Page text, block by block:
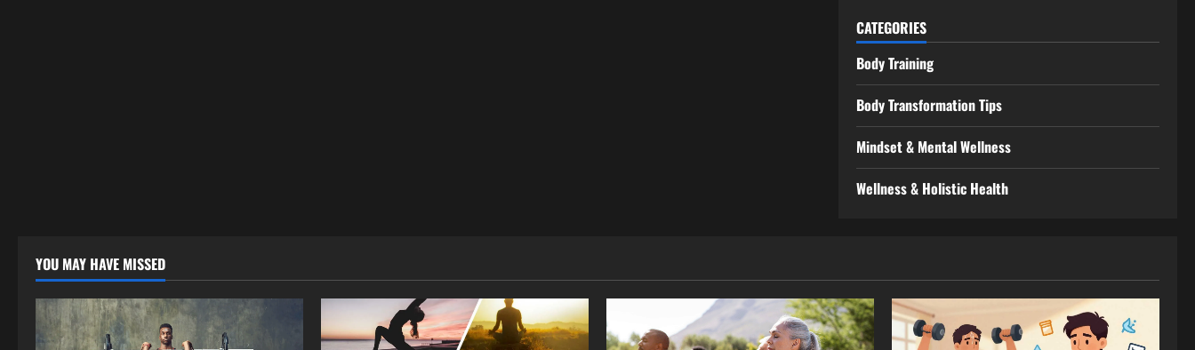
CATEGORIES
Body Training
Body Transformation Tips
Mindset & Mental Wellness
Wellness & Holistic Health
YOU MAY HAVE MISSED